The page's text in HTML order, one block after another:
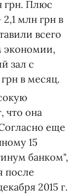
грн. Плюс
млн грн в
всего
экономии,
зал с
в месяц.
что она
еще
15
банком",
после
2015 г.